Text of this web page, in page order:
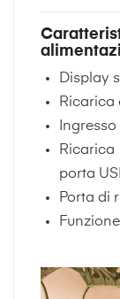
Display
Ricarica
porta
Porta di